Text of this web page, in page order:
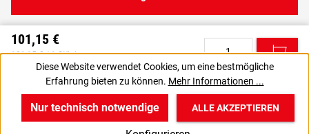
101,15 €
101,15 € / 1 Stück
85,00 € zzgl. MwSt., | zzgl. Versand
C
Diese Website verwendet Cookies, um eine bestmögliche
Erfahrung bieten zu können. Mehr Informationen ...
Nur technisch notwendige ALLE AKZEPTIEREN
v B